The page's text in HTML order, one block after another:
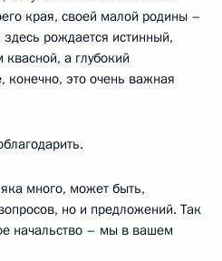
края, своей малой родины –
рождается истинный,
а глубокий
конечно, это очень важная
много, может быть,
но и предложений. Так
начальство – мы в вашем